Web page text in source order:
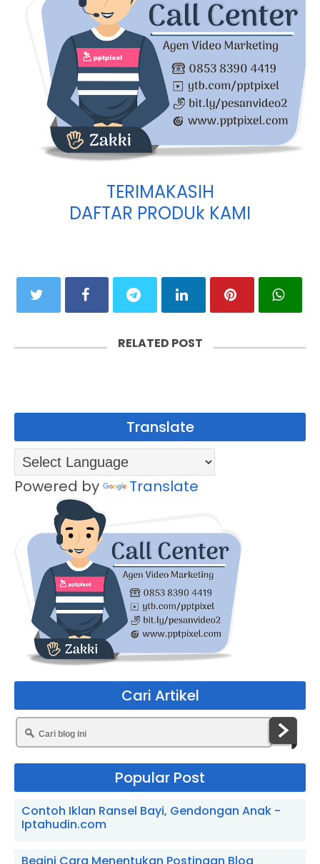
TERIMAKASIH
DAFTAR PRODUk KAMI
RELATED POST
Translate
Powered by Translate
Cari Artikel
Popular Post
Contoh Iklan Ransel Bayi, Gendongan Anak -
Iptahudin.com